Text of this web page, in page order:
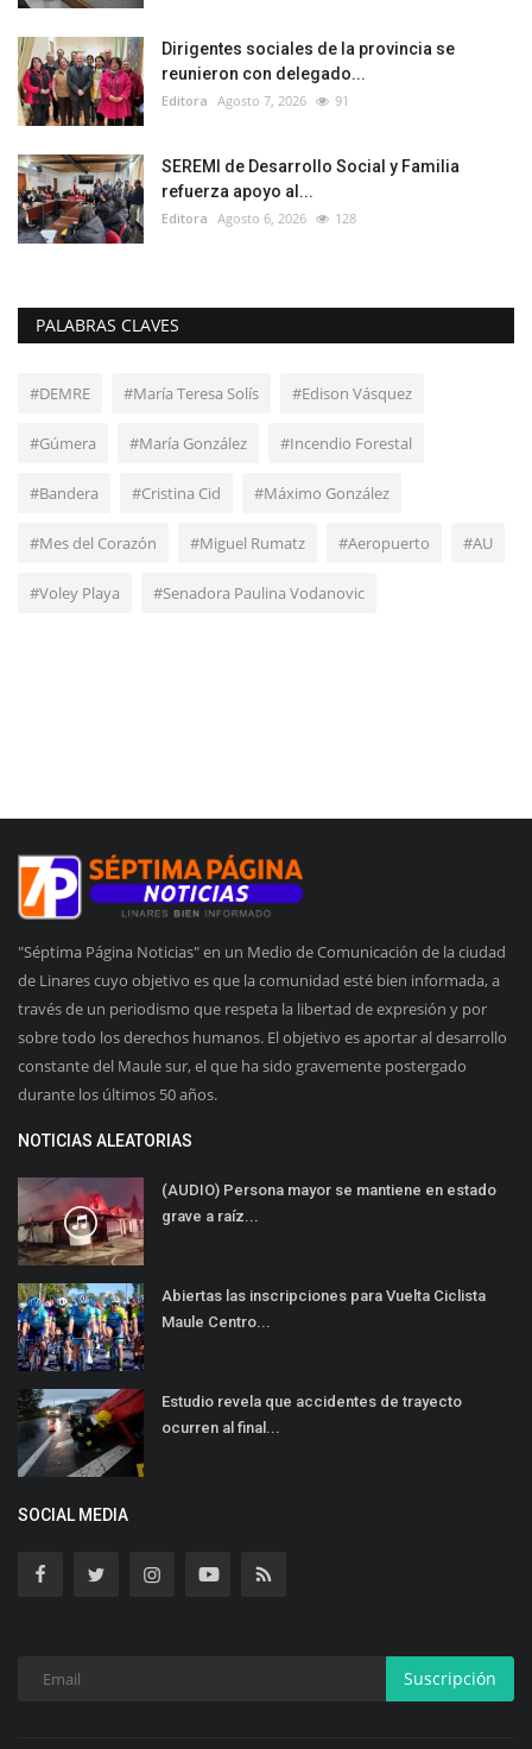
Dirigentes sociales de la provincia se
reunieron con delegado...
Editora Agosto 7, 2026 91
SEREMI de Desarrollo Social y Familia
refuerza apoyo al...
Editora Agosto 6, 2026 128
PALABRAS CLAVES
#DEMRE #María Teresa Solís #Edison Vásquez
#Gúmera #María González #Incendio Forestal
#Bandera #Cristina Cid #Máximo González
#Mes del Corazón #Miguel Rumatz #Aeropuerto #AU
#Voley Playa #Senadora Paulina Vodanovic
"Séptima Página Noticias" en un Medio de Comunicación de la ciudad
de Linares cuyo objetivo es que la comunidad esté bien informada, a
través de un periodismo que respeta la libertad de expresión y por
sobre todo los derechos humanos. El objetivo es aportar al desarrollo
constante del Maule sur, el que ha sido gravemente postergado
durante los últimos 50 años.
NOTICIAS ALEATORIAS
(AUDIO) Persona mayor se mantiene en estado
grave a raíz...
Abiertas las inscripciones para Vuelta Ciclista
Maule Centro...
Estudio revela que accidentes de trayecto
ocurren al final...
SOCIAL MEDIA
Suscripción